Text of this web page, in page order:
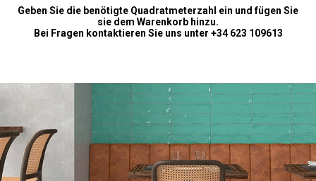
Geben Sie die benötigte Quadratmeterzahl ein und fügen Sie
sie dem Warenkorb hinzu.
Bei Fragen kontaktieren Sie uns unter +34 623 109613